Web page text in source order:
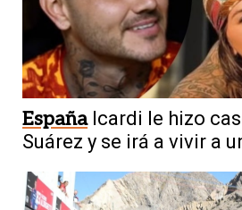
España Icardi le hizo
Suárez y se irá a vivir a